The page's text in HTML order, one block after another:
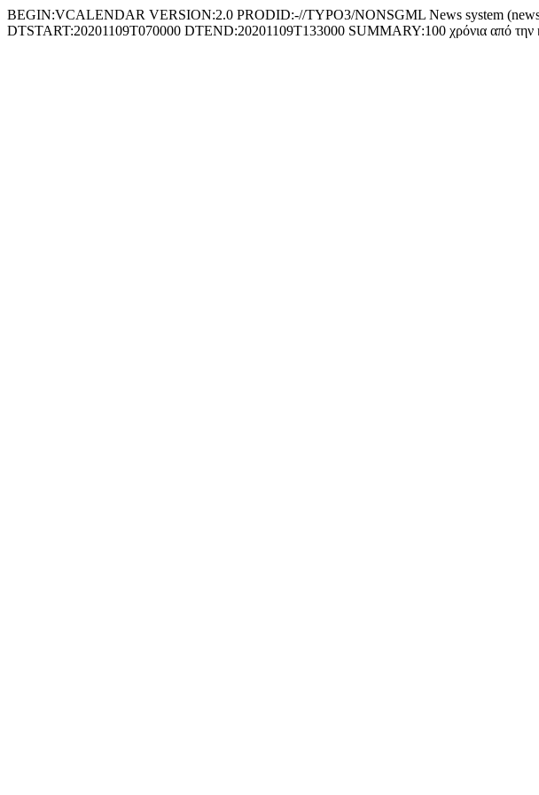
BEGIN:VCALENDAR VERSION:2.0 PRODID:-//TYPO3/NONSGML News system
DTSTART:20201109T070000 DTEND:20201109T133000 SUMMARY:100 χρόνια από